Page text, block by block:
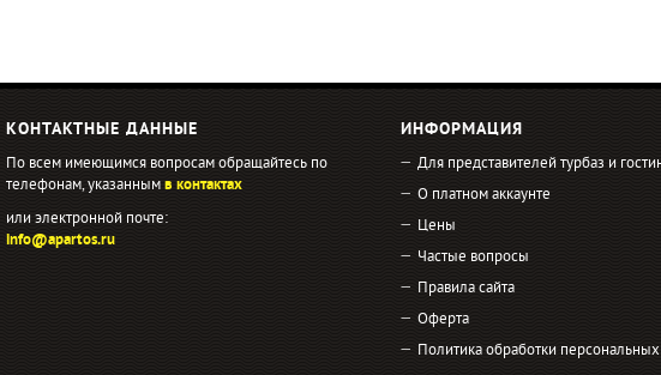
КОНТАКТНЫЕ ДАННЫЕ
По всем имеющимся вопросам обращайтесь по
телефонам, указаннымв контактах
или электронной почте:
info@apartos.ru
ИНФОРМАЦИЯ
Для представителей турбаз и
О платном аккаунте
Цены
Частые вопросы
Правила сайта
Оферта
Политика обработки